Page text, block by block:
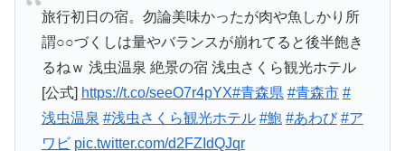
旅行初日の宿。勿論美味かったが肉や魚しかり所
謂○○づくしは量やバランスが崩れてると後半飽き
るねｗ 浅虫温泉 絶景の宿 浅虫さくら観光ホテル
[公式] https://t.co/seeO7r4pYX#青森県 #青森市 #
浅虫温泉 #浅虫さくら観光ホテル #鮑 #あわび #ア
ワビ pic.twitter.com/d2FZIdQJqr